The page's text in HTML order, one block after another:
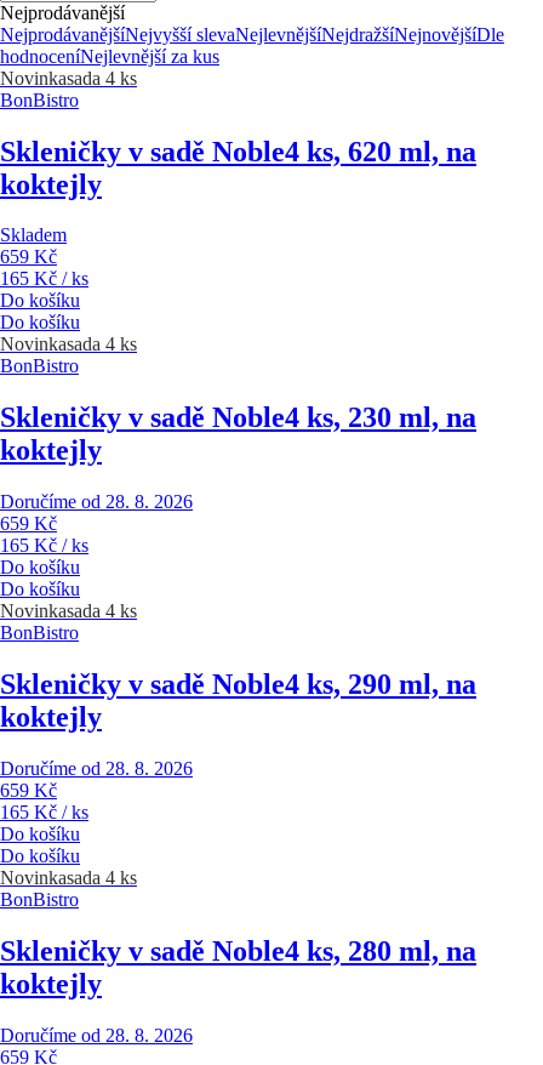
Nejprodávanější
NejprodávanějšíNejvyšší slevaNejlevnějšíNejdražšíNejnovějšíDle
hodnoceníNejlevnější za kus
Novinkasada 4 ks
BonBistro
Skleničky v sadě Noble4 ks, 620 ml, na
koktejly
Skladem
659 Kč
165 Kč / ks
Do košíku
Do košíku
Novinkasada 4 ks
BonBistro
Skleničky v sadě Noble4 ks, 230 ml, na
koktejly
Doručíme od 28. 8. 2026
659 Kč
165 Kč / ks
Do košíku
Do košíku
Novinkasada 4 ks
BonBistro
Skleničky v sadě Noble4 ks, 290 ml, na
koktejly
Doručíme od 28. 8. 2026
659 Kč
165 Kč / ks
Do košíku
Do košíku
Novinkasada 4 ks
BonBistro
Skleničky v sadě Noble4 ks, 280 ml, na
koktejly
Doručíme od 28. 8. 2026
659 Kč